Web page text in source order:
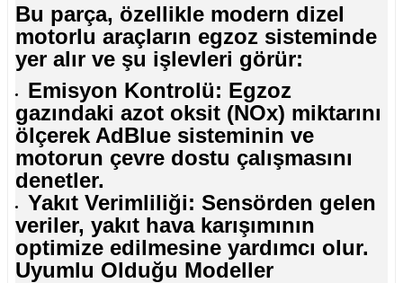
Bu parça, özellikle modern dizel
motorlu araçların egzoz sisteminde
yer alır ve şu işlevleri görür:
Emisyon Kontrolü: Egzoz
gazındaki azot oksit (NOx) miktarını
ölçerek AdBlue sisteminin ve
motorun çevre dostu çalışmasını
denetler.
Yakıt Verimliliği: Sensörden gelen
veriler, yakıt hava karışımının
optimize edilmesine yardımcı olur.
Uyumlu Olduğu Modeller